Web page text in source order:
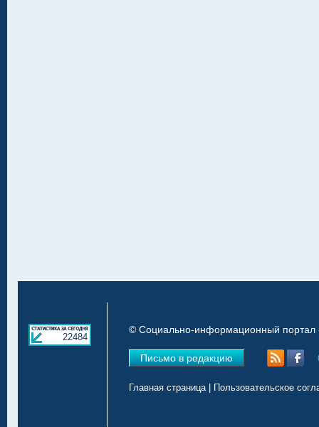
22484
© Социально-информационный портал
Письмо в редакцию
Главная страница| Пользовательское